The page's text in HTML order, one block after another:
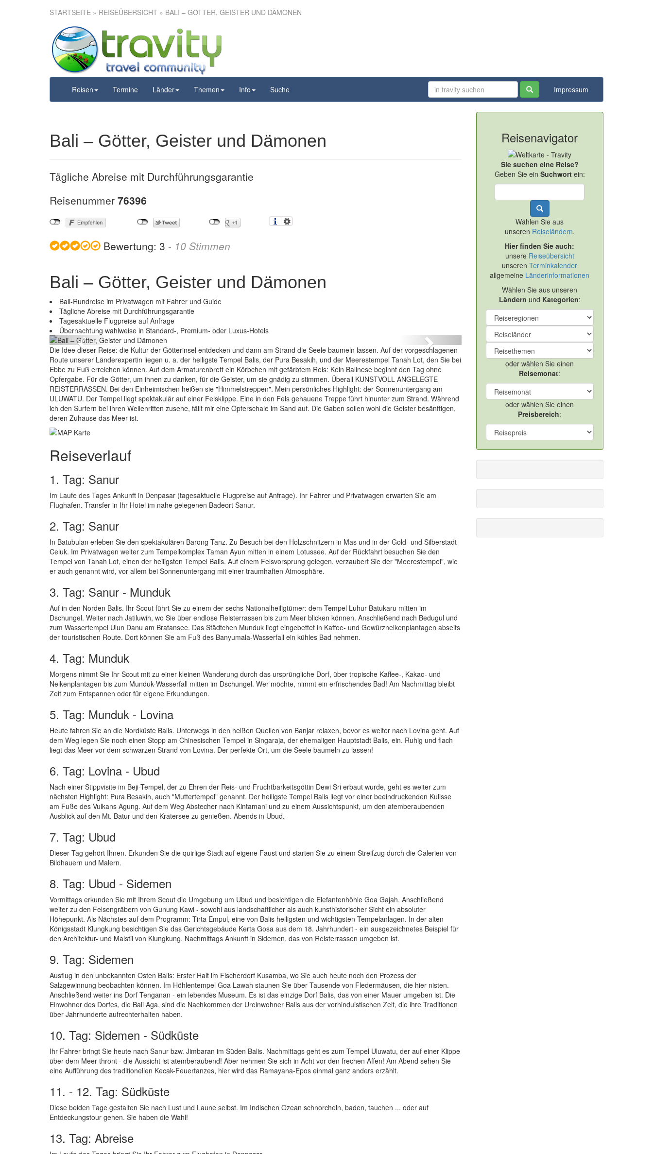
STARTSEITE » REISEÜBERSICHT » BALI – GÖTTER, GEISTER UND DÄMONEN
Reisen Termine Länder Themen Info Suche Impressum
Bali – Götter, Geister und Dämonen
Bali – Götter, Geister und Dämonen
Tägliche Abreise mit Durchführungsgarantie
Reisenummer 76396
Bewertung: 3 - 10 Stimmen
Bali – Götter, Geister und Dämonen
Bali-Rundreise im Privatwagen mit Fahrer und Guide
Tägliche Abreise mit Durchführungsgarantie
Tagesaktuelle Flugpreise auf Anfrage
Übernachtung wahlweise in Standard-, Premium- oder Luxus-Hotels
Previous Next
Die Idee dieser Reise: die Kultur der Götterinsel entdecken und dann am Strand die Seele baumeln lassen. Auf der vorgeschlagenen
Route unserer Länderexpertin liegen u. a. der heiligste Tempel Balis, der Pura Besakih, und der Meerestempel Tanah Lot, den Sie bei
Ebbe zu Fuß erreichen können. Auf dem Armaturenbrett ein Körbchen mit gefärbtem Reis: Kein Balinese beginnt den Tag ohne
Opfergabe. Für die Götter, um ihnen zu danken, für die Geister, um sie gnädig zu stimmen. Überall KUNSTVOLL ANGELEGTE
REISTERRASSEN. Bei den Einheimischen heißen sie "Himmelstreppen". Mein persönliches Highlight: der Sonnenuntergang am
ULUWATU. Der Tempel liegt spektakulär auf einer Felsklippe. Eine in den Fels gehauene Treppe führt hinunter zum Strand. Während
ich den Surfern bei ihren Wellenritten zusehe, fällt mir eine Opferschale im Sand auf. Die Gaben sollen wohl die Geister besänftigen,
deren Zuhause das Meer ist.
Reiseverlauf
1. Tag: Sanur
Im Laufe des Tages Ankunft in Denpasar (tagesaktuelle Flugpreise auf Anfrage). Ihr Fahrer und Privatwagen erwarten Sie am
Flughafen. Transfer in Ihr Hotel im nahe gelegenen Badeort Sanur.
2. Tag: Sanur
In Batubulan erleben Sie den spektakulären Barong-Tanz. Zu Besuch bei den Holzschnitzern in Mas und in der Gold- und Silberstadt
Celuk. Im Privatwagen weiter zum Tempelkomplex Taman Ayun mitten in einem Lotussee. Auf der Rückfahrt besuchen Sie den
Tempel von Tanah Lot, einen der heiligsten Tempel Balis. Auf einem Felsvorsprung gelegen, verzaubert Sie der "Meerestempel", wie
er auch genannt wird, vor allem bei Sonnenuntergang mit einer traumhaften Atmosphäre.
3. Tag: Sanur - Munduk
Auf in den Norden Balis. Ihr Scout führt Sie zu einem der sechs Nationalheiligtümer: dem Tempel Luhur Batukaru mitten im
Dschungel. Weiter nach Jatiluwih, wo Sie über endlose Reisterrassen bis zum Meer blicken können. Anschließend nach Bedugul und
zum Wassertempel Ulun Danu am Bratansee. Das Städtchen Munduk liegt eingebettet in Kaffee- und Gewürznelkenplantagen abseits
der touristischen Route. Dort können Sie am Fuß des Banyumala-Wasserfall ein kühles Bad nehmen.
4. Tag: Munduk
Morgens nimmt Sie Ihr Scout mit zu einer kleinen Wanderung durch das ursprüngliche Dorf, über tropische Kaffee-, Kakao- und
Nelkenplantagen bis zum Munduk-Wasserfall mitten im Dschungel. Wer möchte, nimmt ein erfrischendes Bad! Am Nachmittag bleibt
Zeit zum Entspannen oder für eigene Erkundungen.
5. Tag: Munduk - Lovina
Heute fahren Sie an die Nordküste Balis. Unterwegs in den heißen Quellen von Banjar relaxen, bevor es weiter nach Lovina geht. Auf
dem Weg legen Sie noch einen Stopp am Chinesischen Tempel in Singaraja, der ehemaligen Hauptstadt Balis, ein. Ruhig und flach
liegt das Meer vor dem schwarzen Strand von Lovina. Der perfekte Ort, um die Seele baumeln zu lassen!
6. Tag: Lovina - Ubud
Nach einer Stippvisite im Beji-Tempel, der zu Ehren der Reis- und Fruchtbarkeitsgöttin Dewi Sri erbaut wurde, geht es weiter zum
nächsten Highlight: Pura Besakih, auch "Muttertempel" genannt. Der heiligste Tempel Balis liegt vor einer beeindruckenden Kulisse
am Fuße des Vulkans Agung. Auf dem Weg Abstecher nach Kintamani und zu einem Aussichtspunkt, um den atemberaubenden
Ausblick auf den Mt. Batur und den Kratersee zu genießen. Abends in Ubud.
7. Tag: Ubud
Dieser Tag gehört Ihnen. Erkunden Sie die quirlige Stadt auf eigene Faust und starten Sie zu einem Streifzug durch die Galerien von
Bildhauern und Malern.
8. Tag: Ubud - Sidemen
Vormittags erkunden Sie mit Ihrem Scout die Umgebung um Ubud und besichtigen die Elefantenhöhle Goa Gajah. Anschließend
weiter zu den Felsengräbern von Gunung Kawi - sowohl aus landschaftlicher als auch kunsthistorischer Sicht ein absoluter
Höhepunkt. Als Nächstes auf dem Programm: Tirta Empul, eine von Balis heiligsten und wichtigsten Tempelanlagen. In der alten
Königsstadt Klungkung besichtigen Sie das Gerichtsgebäude Kerta Gosa aus dem 18. Jahrhundert - ein ausgezeichnetes Beispiel für
den Architektur- und Malstil von Klungkung. Nachmittags Ankunft in Sidemen, das von Reisterrassen umgeben ist.
9. Tag: Sidemen
Ausflug in den unbekannten Osten Balis: Erster Halt im Fischerdorf Kusamba, wo Sie auch heute noch den Prozess der
Salzgewinnung beobachten können. Im Höhlentempel Goa Lawah staunen Sie über Tausende von Fledermäusen, die hier nisten.
Anschließend weiter ins Dorf Tenganan - ein lebendes Museum. Es ist das einzige Dorf Balis, das von einer Mauer umgeben ist. Die
Einwohner des Dorfes, die Bali Aga, sind die Nachkommen der Ureinwohner Balis aus der vorhinduistischen Zeit, die ihre Traditionen
über Jahrhunderte aufrechterhalten haben.
10. Tag: Sidemen - Südküste
Ihr Fahrer bringt Sie heute nach Sanur bzw. Jimbaran im Süden Balis. Nachmittags geht es zum Tempel Uluwatu, der auf einer Klippe
über dem Meer thront - die Aussicht ist atemberaubend! Aber nehmen Sie sich in Acht vor den frechen Affen! Am Abend sehen Sie
eine Aufführung des traditionellen Kecak-Feuertanzes, hier wird das Ramayana-Epos einmal ganz anders erzählt.
11. - 12. Tag: Südküste
Diese beiden Tage gestalten Sie nach Lust und Laune selbst. Im Indischen Ozean schnorcheln, baden, tauchen ... oder auf
Entdeckungstour gehen. Sie haben die Wahl!
13. Tag: Abreise
Reisenavigator
Sie suchen eine Reise?
Geben Sie ein Suchwortein:
Wählen Sie aus
unseren Reiseländern.
Hier finden Sie auch:
unsere Reiseübersicht
unserenTerminkalender
allgemeine Länderinformationen
Wählen Sie aus unseren
Ländern und Kategorien:
oder wählen Sie einen
Reisemonat:
oder wählen Sie einen
Preisbereich: